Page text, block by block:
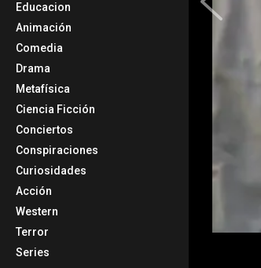
Educacion
Animación
Comedia
Drama
Metafísica
Ciencia Ficción
Conciertos
Conspiraciones
Curiosidades
Acción
Western
Terror
Series